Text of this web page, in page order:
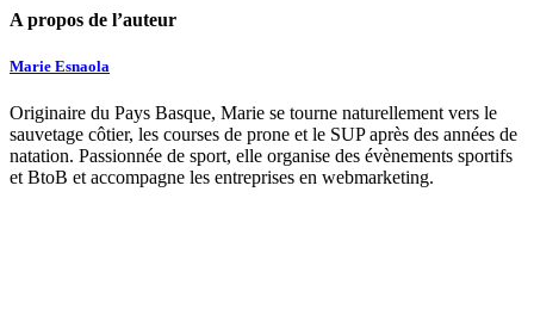
A propos de l’auteur
Marie Esnaola
Originaire du Pays Basque, Marie se tourne naturellement vers le
sauvetage côtier, les courses de prone et le SUP après des années de
natation. Passionnée de sport, elle organise des évènements sportifs
et BtoB et accompagne les entreprises en webmarketing.